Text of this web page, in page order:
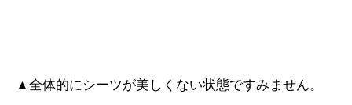
▲全体的にシーツが美しくない状態ですみません。